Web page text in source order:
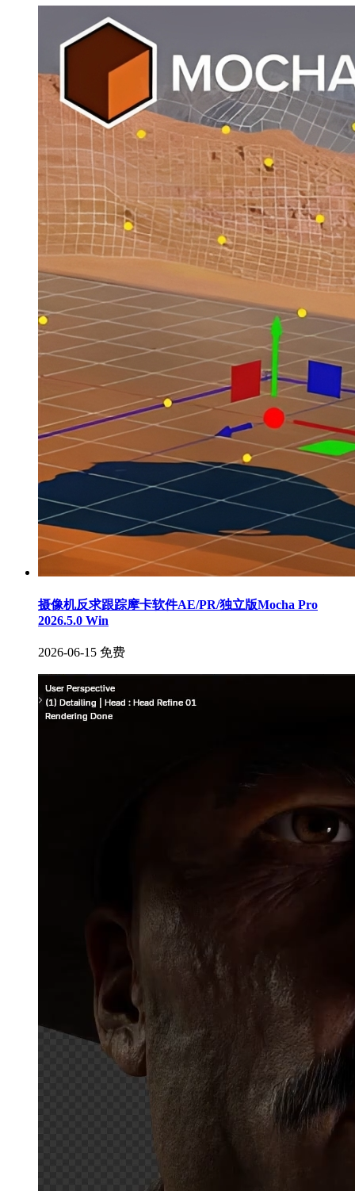
摄像机反求跟踪摩卡软件AE/PR/独立版Mocha Pro
2026.5.0 Win
2026-06-15 免费